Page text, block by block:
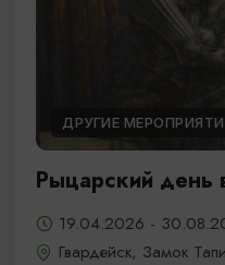
ДРУГИЕ
Рыцарский день
19.04.2026 -
Гвардейск, Замок